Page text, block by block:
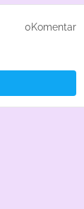
0Komentar